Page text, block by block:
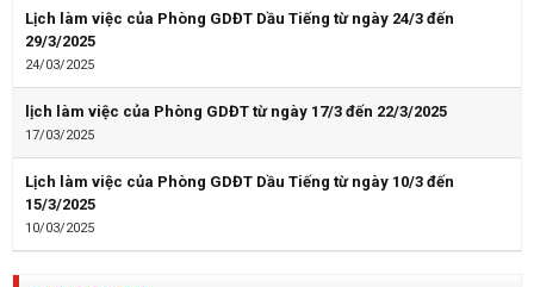
Lịch làm việc của Phòng GDĐT Dầu Tiếng từ ngày 24/3 đến
29/3/2025
24/03/2025
lịch làm việc của Phòng GDĐT từ ngày 17/3 đến 22/3/2025
17/03/2025
Lịch làm việc của Phòng GDĐT Dầu Tiếng từ ngày 10/3 đến
15/3/2025
10/03/2025